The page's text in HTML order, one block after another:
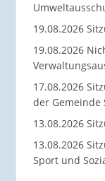
19.08.2026
19.08.2026
17.08.2026
der Gemeinde
13.08.2026
13.08.2026
Sport und